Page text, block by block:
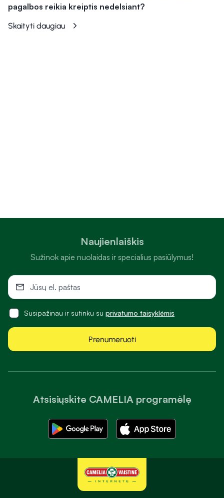
pagalbos reikia kreiptis nedelsiant?
Skaityti daugiau
Atsisiųskite CAMELIA programėlę
Naujienlaiškis
Sužinok apie nuolaidas ir specialius pasiūlymus!
Susipažinau ir sutinku su privatumo taisyklėmis
Prenumeruoti